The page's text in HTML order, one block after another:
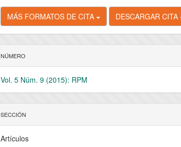
MÁS FORMATOS DE CITA DESCARGAR CITA
NÚMERO
Vol. 5 Núm. 9 (2015): RPM
SECCIÓN
Artículos